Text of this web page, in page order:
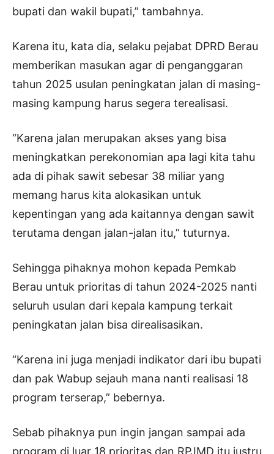
bupati dan wakil bupati,” tambahnya.
Karena itu, kata dia, selaku pejabat DPRD Berau
memberikan masukan agar di penganggaran
tahun 2025 usulan peningkatan jalan di masing-
masing kampung harus segera terealisasi.
“Karena jalan merupakan akses yang bisa
meningkatkan perekonomian apa lagi kita tahu
ada di pihak sawit sebesar 38 miliar yang
memang harus kita alokasikan untuk
kepentingan yang ada kaitannya dengan sawit
terutama dengan jalan-jalan itu,” tuturnya.
Sehingga pihaknya mohon kepada Pemkab
Berau untuk prioritas di tahun 2024-2025 nanti
seluruh usulan dari kepala kampung terkait
peningkatan jalan bisa direalisasikan.
“Karena ini juga menjadi indikator dari ibu bupati
dan pak Wabup sejauh mana nanti realisasi 18
program terserap,” bebernya.
Sebab pihaknya pun ingin jangan sampai ada